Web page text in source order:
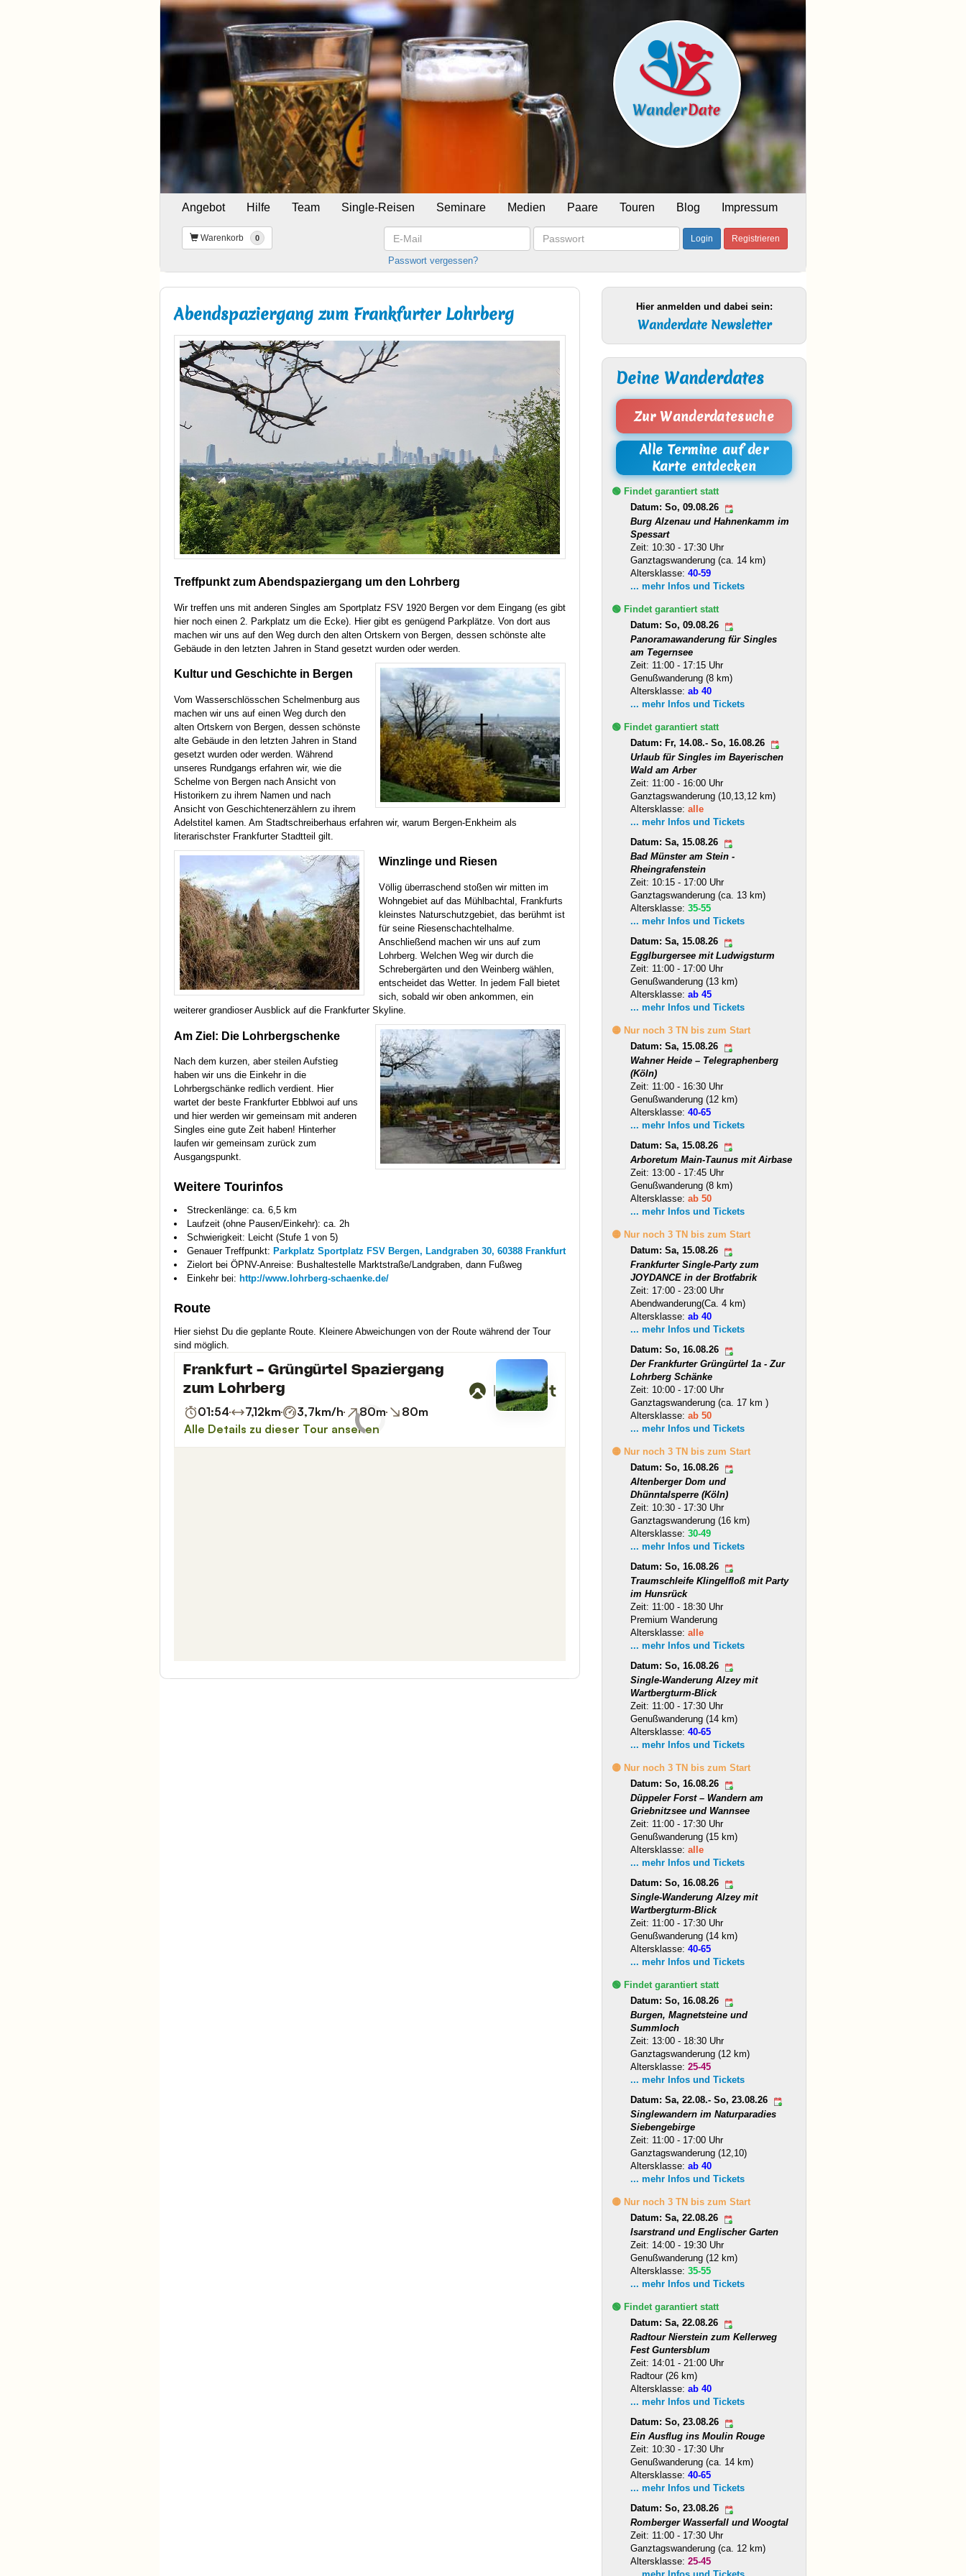
Angebot Hilfe Team Single-Reisen Seminare Medien Paare Touren Blog Impressum
Warenkorb 0
E-
Mail
Passwort
Login Registrieren
Passwort vergessen?
Abendspaziergang zum Frankfurter Lohrberg
Treffpunkt zum Abendspaziergang um den Lohrberg
Wir treffen uns mit anderen Singles am Sportplatz FSV 1920 Bergen vor dem Eingang (es gibt
hier noch einen 2. Parkplatz um die Ecke). Hier gibt es genügend Parkplätze. Von dort aus
machen wir uns auf den Weg durch den alten Ortskern von Bergen, dessen schönste alte
Gebäude in den letzten Jahren in Stand gesetzt wurden oder werden.
Kultur und Geschichte in Bergen
Vom Wasserschlösschen Schelmenburg aus
machen wir uns auf einen Weg durch den
alten Ortskern von Bergen, dessen schönste
alte Gebäude in den letzten Jahren in Stand
gesetzt wurden oder werden. Während
unseres Rundgangs erfahren wir, wie die
Schelme von Bergen nach Ansicht von
Historikern zu ihrem Namen und nach
Ansicht von Geschichtenerzählern zu ihrem
Adelstitel kamen. Am Stadtschreiberhaus erfahren wir, warum Bergen-Enkheim als
literarischster Frankfurter Stadtteil gilt.
Winzlinge und Riesen
Völlig überraschend stoßen wir mitten im
Wohngebiet auf das Mühlbachtal, Frankfurts
kleinstes Naturschutzgebiet, das berühmt ist
für seine Riesenschachtelhalme.
Anschließend machen wir uns auf zum
Lohrberg. Welchen Weg wir durch die
Schrebergärten und den Weinberg wählen,
entscheidet das Wetter. In jedem Fall bietet
sich, sobald wir oben ankommen, ein
weiterer grandioser Ausblick auf die Frankfurter Skyline.
Am Ziel: Die Lohrbergschenke
Nach dem kurzen, aber steilen Aufstieg
haben wir uns die Einkehr in die
Lohrbergschänke redlich verdient. Hier
wartet der beste Frankfurter Ebblwoi auf uns
und hier werden wir gemeinsam mit anderen
Singles eine gute Zeit haben! Hinterher
laufen wir gemeinsam zurück zum
Ausgangspunkt.
Weitere Tourinfos
Streckenlänge: ca. 6,5 km
Laufzeit (ohne Pausen/Einkehr): ca. 2h
Schwierigkeit: Leicht (Stufe 1 von 5)
Genauer Treffpunkt: Parkplatz Sportplatz FSV Bergen, Landgraben 30, 60388 Frankfurt
Zielort bei ÖPNV-Anreise: Bushaltestelle Marktstraße/Landgraben, dann Fußweg
Einkehr bei: http://www.lohrberg-schaenke.de/
Route
Hier siehst Du die geplante Route. Kleinere Abweichungen von der Route während der Tour
sind möglich.
Hier anmelden und dabei sein:
Wanderdate Newsletter
Deine Wanderdates
Zur Wanderdatesuche
Alle Termine auf der
Karte entdecken
🟢 Findet garantiert statt
Datum: So, 09.08.26
Burg Alzenau und Hahnenkamm im
Spessart
Zeit: 10:30 - 17:30 Uhr
Ganztagswanderung (ca. 14 km)
Altersklasse:40-59
... mehr Infos und Tickets
🟢 Findet garantiert statt
Datum: So, 09.08.26
Panoramawanderung für Singles
am Tegernsee
Zeit: 11:00 - 17:15 Uhr
Genußwanderung (8 km)
Altersklasse:ab 40
... mehr Infos und Tickets
🟢 Findet garantiert statt
Datum: Fr, 14.08.- So, 16.08.26
Urlaub für Singles im Bayerischen
Wald am Arber
Zeit: 11:00 - 16:00 Uhr
Ganztagswanderung (10,13,12 km)
Altersklasse:alle
... mehr Infos und Tickets
Datum: Sa, 15.08.26
Bad Münster am Stein -
Rheingrafenstein
Zeit: 10:15 - 17:00 Uhr
Ganztagswanderung (ca. 13 km)
Altersklasse:35-55
... mehr Infos und Tickets
Datum: Sa, 15.08.26
Egglburgersee mit Ludwigsturm
Zeit: 11:00 - 17:00 Uhr
Genußwanderung (13 km)
Altersklasse:ab 45
... mehr Infos und Tickets
🟡 Nur noch 3 TN bis zum Start
Datum: Sa, 15.08.26
Wahner Heide – Telegraphenberg
(Köln)
Zeit: 11:00 - 16:30 Uhr
Genußwanderung (12 km)
Altersklasse:40-65
... mehr Infos und Tickets
Datum: Sa, 15.08.26
Arboretum Main-Taunus mit Airbase
Zeit: 13:00 - 17:45 Uhr
Genußwanderung (8 km)
Altersklasse:ab 50
... mehr Infos und Tickets
🟡 Nur noch 3 TN bis zum Start
Datum: Sa, 15.08.26
Frankfurter Single-Party zum
JOYDANCE in der Brotfabrik
Zeit: 17:00 - 23:00 Uhr
Abendwanderung(Ca. 4 km)
Altersklasse:ab 40
... mehr Infos und Tickets
Datum: So, 16.08.26
Der Frankfurter Grüngürtel 1a - Zur
Lohrberg Schänke
Zeit: 10:00 - 17:00 Uhr
Ganztagswanderung (ca. 17 km )
Altersklasse:ab 50
... mehr Infos und Tickets
🟡 Nur noch 3 TN bis zum Start
Datum: So, 16.08.26
Altenberger Dom und
Dhünntalsperre (Köln)
Zeit: 10:30 - 17:30 Uhr
Ganztagswanderung (16 km)
Altersklasse:30-49
... mehr Infos und Tickets
Datum: So, 16.08.26
Traumschleife Klingelfloß mit Party
im Hunsrück
Zeit: 11:00 - 18:30 Uhr
Premium Wanderung
Altersklasse:alle
... mehr Infos und Tickets
Datum: So, 16.08.26
Single-Wanderung Alzey mit
Wartbergturm-Blick
Zeit: 11:00 - 17:30 Uhr
Genußwanderung (14 km)
Altersklasse:40-65
... mehr Infos und Tickets
🟡 Nur noch 3 TN bis zum Start
Datum: So, 16.08.26
Düppeler Forst – Wandern am
Griebnitzsee und Wannsee
Zeit: 11:00 - 17:30 Uhr
Genußwanderung (15 km)
Altersklasse:alle
... mehr Infos und Tickets
Datum: So, 16.08.26
Single-Wanderung Alzey mit
Wartbergturm-Blick
Zeit: 11:00 - 17:30 Uhr
Genußwanderung (14 km)
Altersklasse:40-65
... mehr Infos und Tickets
🟢 Findet garantiert statt
Datum: So, 16.08.26
Burgen, Magnetsteine und
Summloch
Zeit: 13:00 - 18:30 Uhr
Ganztagswanderung (12 km)
Altersklasse:25-45
... mehr Infos und Tickets
Datum: Sa, 22.08.- So, 23.08.26
Singlewandern im Naturparadies
Siebengebirge
Zeit: 11:00 - 17:00 Uhr
Ganztagswanderung (12,10)
Altersklasse:ab 40
... mehr Infos und Tickets
🟡 Nur noch 3 TN bis zum Start
Datum: Sa, 22.08.26
Isarstrand und Englischer Garten
Zeit: 14:00 - 19:30 Uhr
Genußwanderung (12 km)
Altersklasse:35-55
... mehr Infos und Tickets
🟢 Findet garantiert statt
Datum: Sa, 22.08.26
Radtour Nierstein zum Kellerweg
Fest Guntersblum
Zeit: 14:01 - 21:00 Uhr
Radtour (26 km)
Altersklasse:ab 40
... mehr Infos und Tickets
Datum: So, 23.08.26
Ein Ausflug ins Moulin Rouge
Zeit: 10:30 - 17:30 Uhr
Genußwanderung (ca. 14 km)
Altersklasse:40-65
... mehr Infos und Tickets
Datum: So, 23.08.26
Romberger Wasserfall und Woogtal
Zeit: 11:00 - 17:30 Uhr
Ganztagswanderung (ca. 12 km)
Altersklasse:25-45